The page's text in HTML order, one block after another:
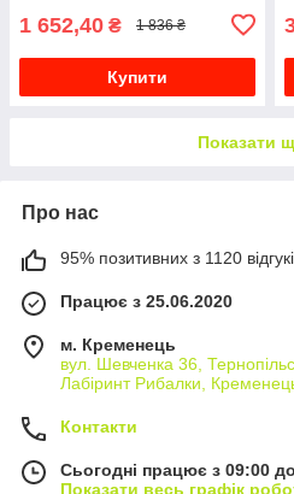
1 652,40 ₴ 1 836 ₴
Купити
Показати
Про нас
95% позитивних з 1120
Працює з 25.06.2020
м. Кременець
вул. Шевченка 36,
Лабіринт Рибалки,
Контакти
Сьогодні працює з 09:00
Показати весь графік